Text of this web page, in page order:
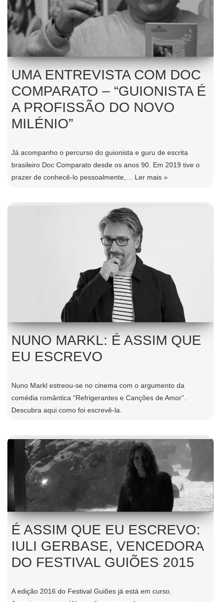
UMA ENTREVISTA COM DOC
COMPARATO – “GUIONISTA É
A PROFISSÃO DO NOVO
MILÉNIO”
Já acompanho o percurso do guionista e guru de escrita
brasileiro Doc Comparato desde os anos 90. Em 2019 tive o
prazer de conhecê-lo pessoalmente,… Ler mais »
NUNO MARKL: É ASSIM QUE
EU ESCREVO
Nuno Markl estreou-se no cinema com o argumento da
comédia romântica “Refrigerantes e Canções de Amor”.
Descubra aqui como foi escrevê-la.
É ASSIM QUE EU ESCREVO:
IULI GERBASE, VENCEDORA
DO FESTIVAL GUIÕES 2015
A edição 2016 do Festival Guiões já está em curso.